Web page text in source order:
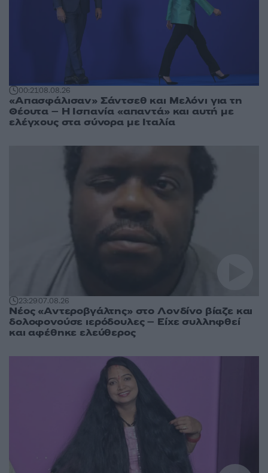
00:2108.08.26
«Απασφάλισαν» Σάντσεθ και Μελόνι για τη
Θέουτα – Η Ισπανία «απαντά» και αυτή με
ελέγχους στα σύνορα με Ιταλία
23:2907.08.26
Νέος «Αντεροβγάλτης» στο Λονδίνο βίαζε και
δολοφονούσε ιερόδουλες – Είχε συλληφθεί
και αφέθηκε ελεύθερος